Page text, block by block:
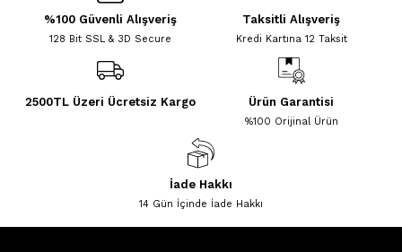
%100 Güvenli Alışveriş
128 Bit SSL & 3D Secure
Taksitli Alışveriş
Kredi Kartına 12 Taksit
2500TL Üzeri Ücretsiz Kargo Ürün Garantisi
%100 Orijinal Ürün
İade Hakkı
14 Gün İçinde İade Hakkı